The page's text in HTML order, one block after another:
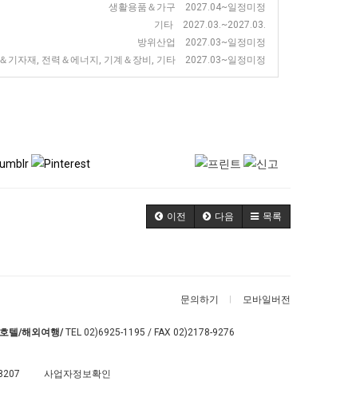
생활용품＆가구 2027.04~일정미정
기타 2027.03.~2027.03.
방위산업 2027.03~일정미정
기자재, 전력＆에너지, 기계＆장비, 기타 2027.03~일정미정
이전 다음 목록
문의하기 모바일버전
텔/해외여행/TEL 02)6925-1195 / FAX 02)2178-9276
사업자정보확인